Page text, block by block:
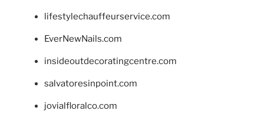
lifestylechauffeurservice.com
EverNewNails.com
insideoutdecoratingcentre.com
salvatoresinpoint.com
jovialfloralco.com